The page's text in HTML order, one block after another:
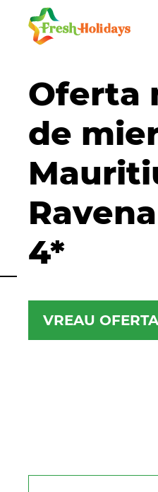
Oferta
de
4*
VREAU OFERTA